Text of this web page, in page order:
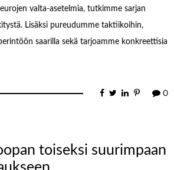
valta-asetelmia, tutkimme sarjan
Lisäksi pureudumme taktiikoihin,
saarilla sekä tarjoamme konkreettisia
0
toiseksi suurimpaan